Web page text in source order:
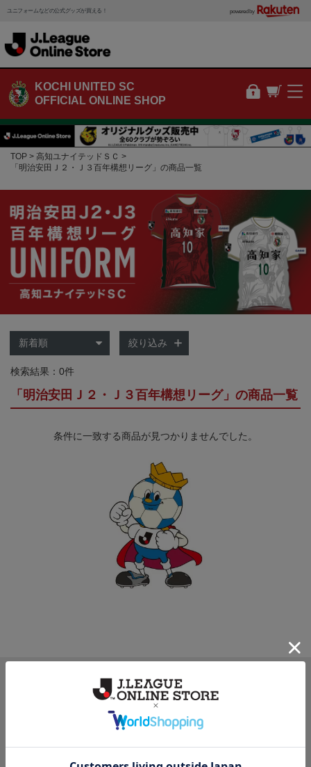
ユニフォームなどの公式グッズが買える！ powered by
KOCHI UNITED SC
OFFICIAL ONLINE SHOP
TOP
高知ユナイテッドＳＣ
「明治安田Ｊ２・Ｊ３百年構想リーグ」の商品一覧
絞り込み
検索結果：0件
「明治安田Ｊ２・Ｊ３百年構想リーグ」の商品一覧
条件に一致する商品が見つかりませんでした。
カテゴリから探す